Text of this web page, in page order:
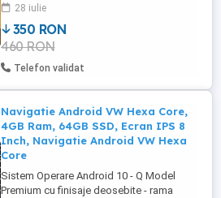
adaptoare pt sharan in poza 6 O vand
pentru ca nu o mai folosesc A fost
cumparata de la viperX Potriveste si pe
alte tipuri de masini cu rama si mufe
adaptoare ...
28 iulie
350 RON
460 RON
Telefon validat
Navigatie Android VW Hexa Core,
4GB Ram, 64GB SSD, Ecran IPS 8
Inch, Navigatie Android VW Hexa
Core
Sistem Operare Android 10 - Q Model
Premium cu finisaje deosebite - rama